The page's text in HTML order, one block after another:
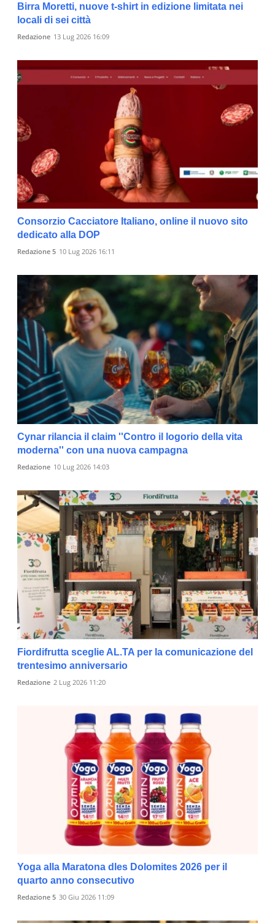
Birra Moretti, nuove t-shirt in edizione limitata nei
locali di sei città
Redazione 13 Lug 2026 16:09
Consorzio Cacciatore Italiano, online il nuovo sito
dedicato alla DOP
Redazione 5 10 Lug 2026 16:11
Cynar rilancia il claim ''Contro il logorio della vita
moderna'' con una nuova campagna
Redazione 10 Lug 2026 14:03
Fiordifrutta sceglie AL.TA per la comunicazione del
trentesimo anniversario
Redazione 2 Lug 2026 11:20
Yoga alla Maratona dles Dolomites 2026 per il
quarto anno consecutivo
Redazione 5 30 Giu 2026 11:09